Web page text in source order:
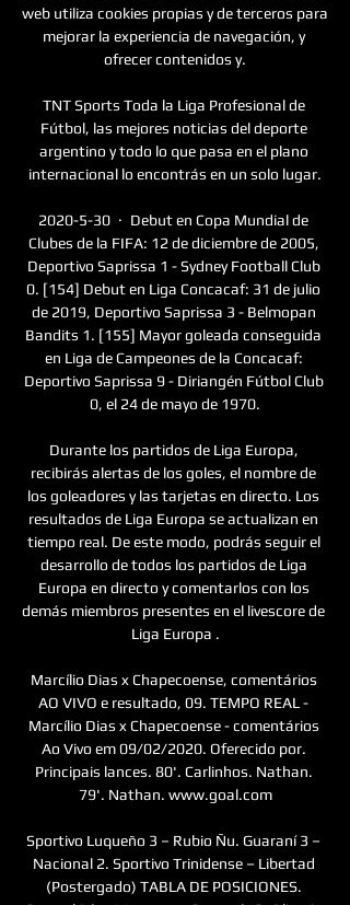
web utiliza cookies propias y de terceros para
mejorar la experiencia de navegación, y
ofrecer contenidos y.
TNT Sports Toda la Liga Profesional de
Fútbol, las mejores noticias del deporte
argentino y todo lo que pasa en el plano
internacional lo encontrás en un solo lugar.
2020-5-30 · Debut en Copa Mundial de
Clubes de la FIFA: 12 de diciembre de 2005,
Deportivo Saprissa 1 - Sydney Football Club
0. [154] Debut en Liga Concacaf: 31 de julio
de 2019, Deportivo Saprissa 3 - Belmopan
Bandits 1. [155] Mayor goleada conseguida
en Liga de Campeones de la Concacaf:
Deportivo Saprissa 9 - Diriangén Fútbol Club
0, el 24 de mayo de 1970.
Durante los partidos de Liga Europa,
recibirás alertas de los goles, el nombre de
los goleadores y las tarjetas en directo. Los
resultados de Liga Europa se actualizan en
tiempo real. De este modo, podrás seguir el
desarrollo de todos los partidos de Liga
Europa en directo y comentarlos con los
demás miembros presentes en el livescore de
Liga Europa .
Marcílio Dias x Chapecoense, comentários
AO VIVO e resultado, 09. TEMPO REAL -
Marcílio Dias x Chapecoense - comentários
Ao Vivo em 09/02/2020. Oferecido por.
Principais lances. 80'. Carlinhos. Nathan.
79'. Nathan. www.goal.com
Sportivo Luqueño 3 – Rubio Ñu. Guaraní 3 –
Nacional 2. Sportivo Trinidense – Libertad
(Postergado) TABLA DE POSICIONES.